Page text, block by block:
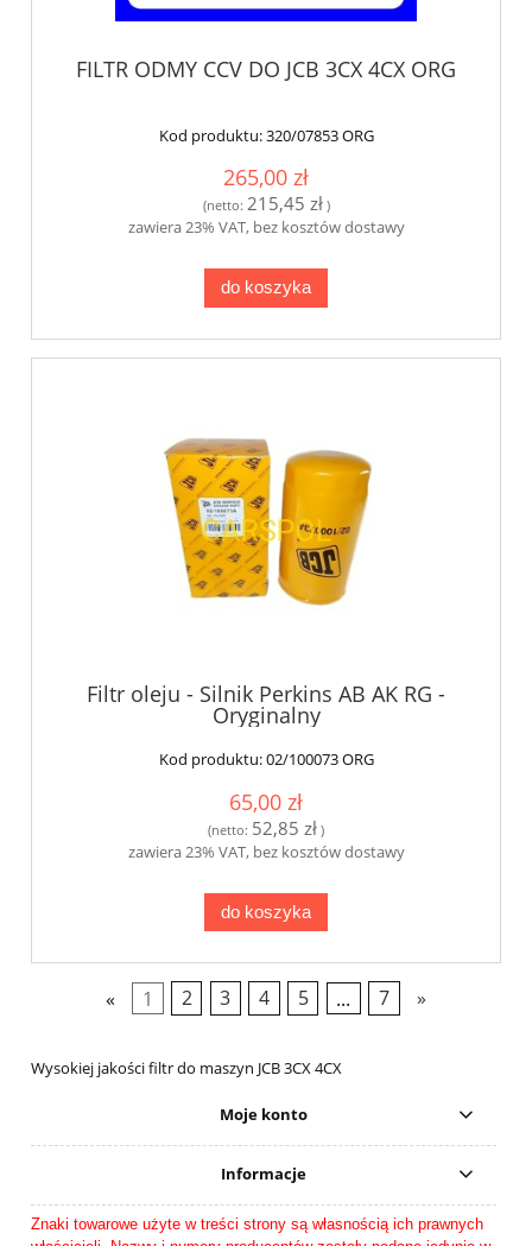
FILTR ODMY CCV DO JCB 3CX 4CX ORG
Kod produktu:320/07853 ORG
265,00 zł
(netto: 215,45 zł)
zawiera 23% VAT, bez kosztów dostawy
do koszyka
Filtr oleju - Silnik Perkins AB AK RG -
Oryginalny
Kod produktu:02/100073 ORG
65,00 zł
(netto: 52,85 zł )
zawiera 23% VAT, bez kosztów dostawy
do koszyka
« 1 2 3 4 5 ... 7 »
Wysokiej jakości filtr do maszyn JCB 3CX 4CX
Moje konto
Informacje
Znaki towarowe użyte w treści strony są własnością ich prawnych